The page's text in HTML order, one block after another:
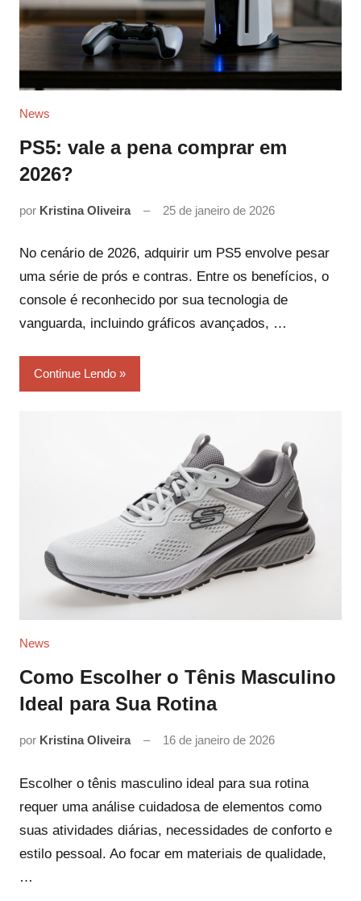
News
PS5: vale a pena comprar em
2026?
por Kristina Oliveira 25 de janeiro de 2026
No cenário de 2026, adquirir um PS5 envolve pesar
uma série de prós e contras. Entre os benefícios, o
console é reconhecido por sua tecnologia de
vanguarda, incluindo gráficos avançados, …
Continue Lendo
News
Como Escolher o Tênis Masculino
Ideal para Sua Rotina
por Kristina Oliveira 16 de janeiro de 2026
Escolher o tênis masculino ideal para sua rotina
requer uma análise cuidadosa de elementos como
suas atividades diárias, necessidades de conforto e
estilo pessoal. Ao focar em materiais de qualidade,
…